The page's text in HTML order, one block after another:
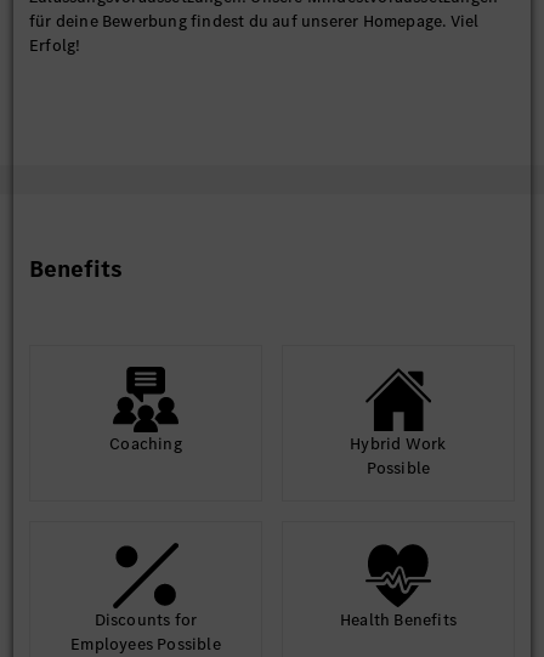
für deine Bewerbung findest du auf unserer Homepage. Viel
Erfolg!
Benefits
Coaching
Hybrid Work
Possible
Discounts for
Employees Possible
Health Benefits